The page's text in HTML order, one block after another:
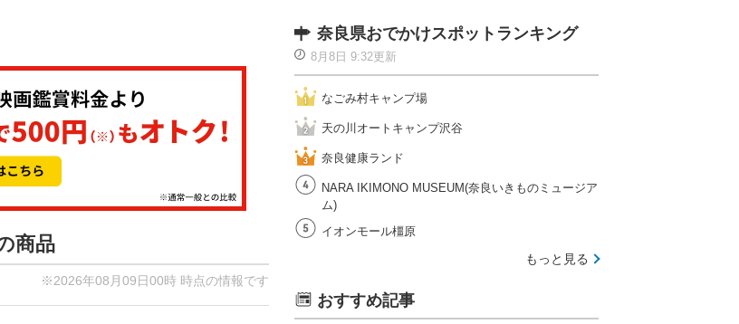
商品
※2026年08月09日00時 時点の情報です
奈良県おでかけスポットランキング
8月8日 9:32更新
なごみ村キャンプ場
天の川オートキャンプ沢谷
奈良健康ランド
NARA IKIMONO MUSEUM(奈良いきものミュージア
ム)
イオンモール橿原
もっと見る
おすすめ記事